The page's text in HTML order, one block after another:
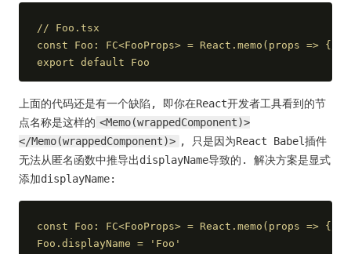
// Foo.tsx
const Foo: FC<FooProps> = React.memo(props =>
export default Foo
上面的代码还是有一个缺陷, 即你在React开发者工具看到的节
点名称是这样的 <Memo(wrappedComponent)>
</Memo(wrappedComponent)> , 只是因为React Babel插件
无法从匿名函数中推导出displayName导致的. 解决方案是显式
添加displayName:
const Foo: FC<FooProps> = React.memo(props =>
Foo.displayName = 'Foo'